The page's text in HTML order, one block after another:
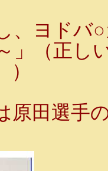
、ヨドバ○
」（正し
原田選手